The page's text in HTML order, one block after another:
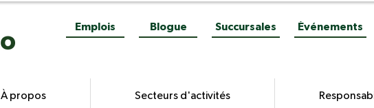
Emplois Blogue Succursales Événements
À propos Secteurs d'activités